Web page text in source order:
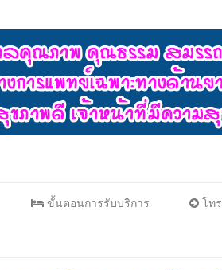
ขั้นตอนการรับบริการ โท